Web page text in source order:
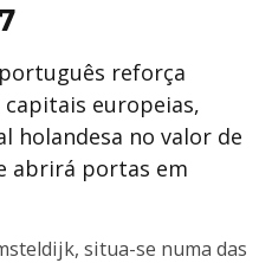
reforça
capitais europeias,
holandesa no valor de
abrirá portas em
situa-se numa das